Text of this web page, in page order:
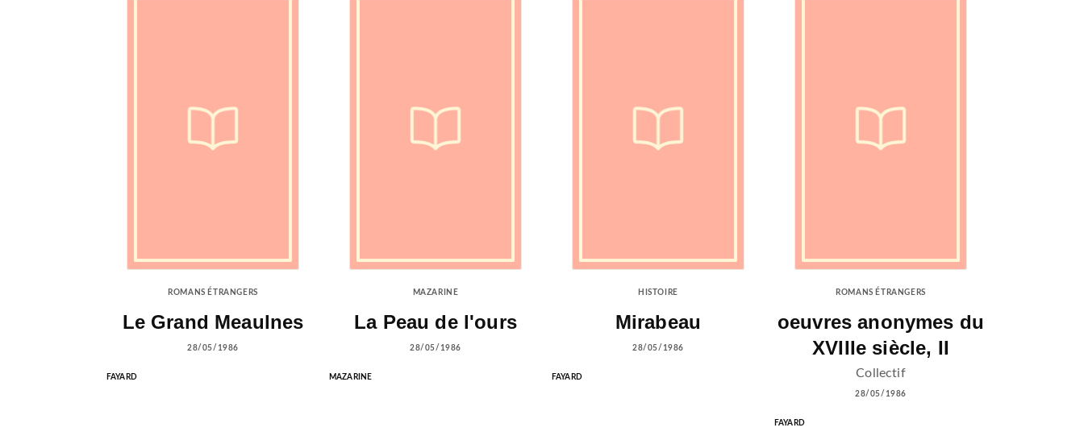
ROMANS ÉTRANGERS
Le Grand Meaulnes
28/05/1986
FAYARD
MAZARINE
La Peau de l'ours
28/05/1986
MAZARINE
HISTOIRE
Mirabeau
28/05/1986
FAYARD
ROMANS ÉTRANGERS
oeuvres anonymes du
XVIIIe siècle, II
Collectif
28/05/1986
FAYARD